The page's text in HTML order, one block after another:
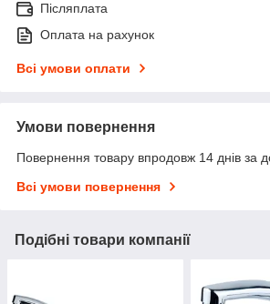
Післяплата
Оплата на рахунок
Всі умови оплати
Умови повернення
Повернення товару впродовж 14 днів за
Всі умови повернення
Подібні товари компанії